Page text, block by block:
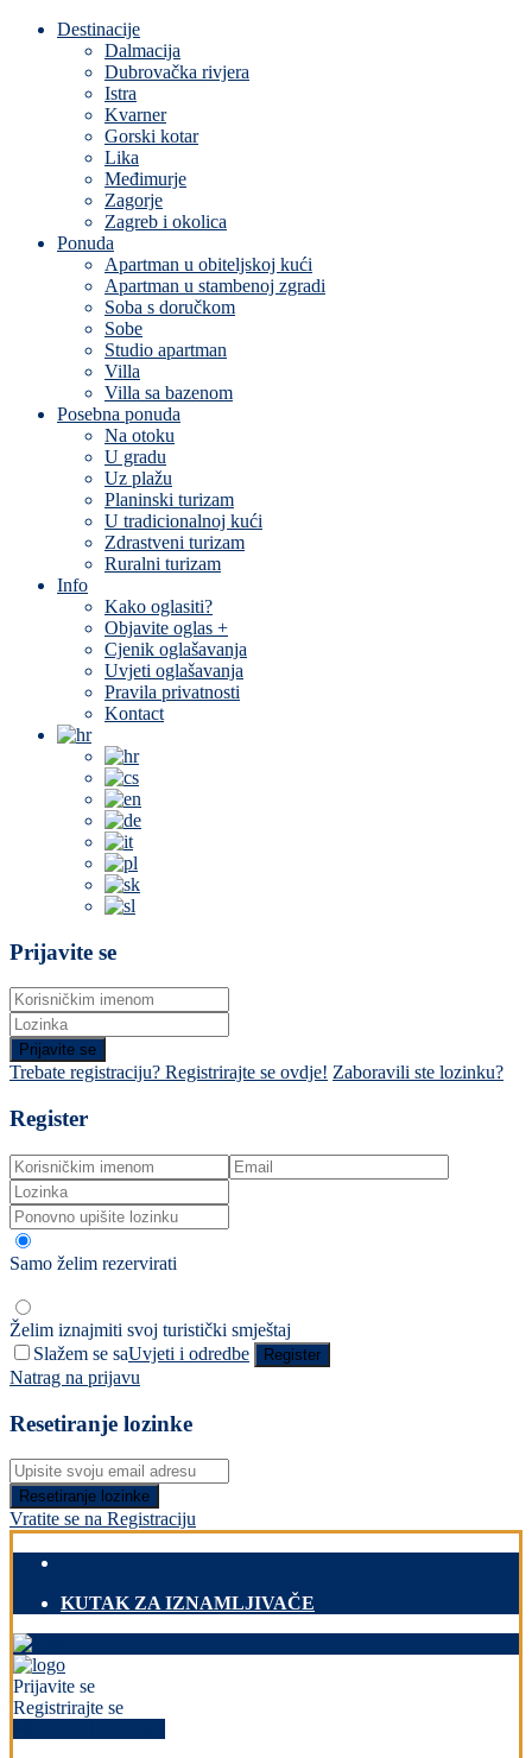
Destinacije
Dalmacija
Dubrovačka rivjera
Istra
Kvarner
Gorski kotar
Lika
Međimurje
Zagorje
Zagreb i okolica
Ponuda
Apartman u obiteljskoj kući
Apartman u stambenoj zgradi
Soba s doručkom
Sobe
Studio apartman
Villa
Villa sa bazenom
Posebna ponuda
Na otoku
U gradu
Uz plažu
Planinski turizam
U tradicionalnoj kući
Zdrastveni turizam
Ruralni turizam
Info
Kako oglasiti?
Objavite oglas +
Cjenik oglašavanja
Uvjeti oglašavanja
Pravila privatnosti
Kontact
Prijavite se
Prijavite se
Trebate registraciju? Registrirajte se ovdje! Zaboravili ste lozinku?
Register
Samo želim rezervirati
Želim iznajmiti svoj turistički smještaj
Slažem se saUvjeti i odredbe Register
Natrag na prijavu
Resetiranje lozinke
Resetiranje lozinke
Vratite se na Registraciju
KUTAK ZA IZNAMLJIVAČE
Prijavite se
Registrirajte se